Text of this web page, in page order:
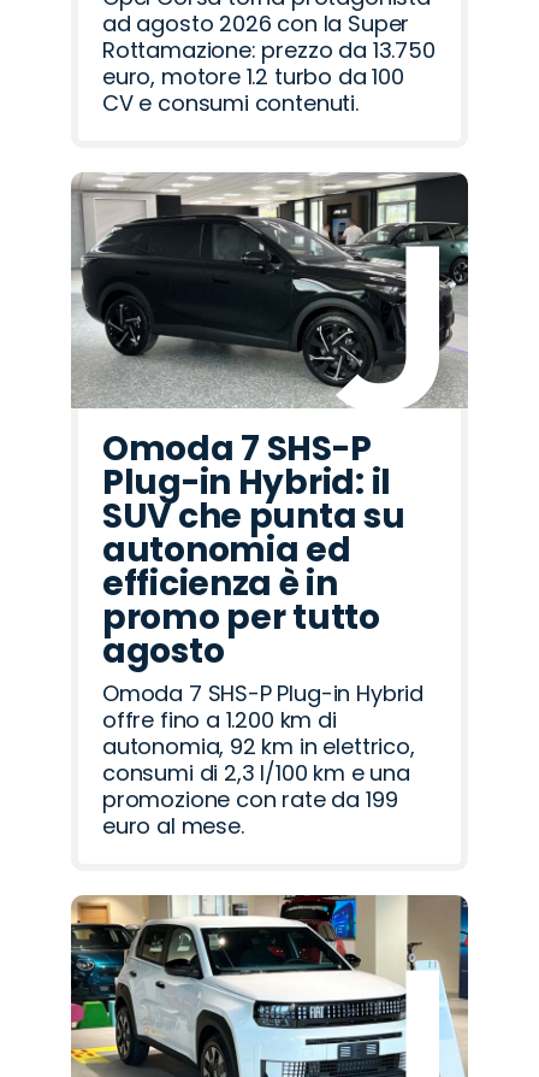
ad agosto 2026 con la Super
Rottamazione: prezzo da 13.750
euro, motore 1.2 turbo da 100
CV e consumi contenuti.
Omoda 7 SHS-P
Plug-in Hybrid: il
SUV che punta su
autonomia ed
efficienza è in
promo per tutto
agosto
Omoda 7 SHS-P Plug-in Hybrid
offre fino a 1.200 km di
autonomia, 92 km in elettrico,
consumi di 2,3 l/100 km e una
promozione con rate da 199
euro al mese.